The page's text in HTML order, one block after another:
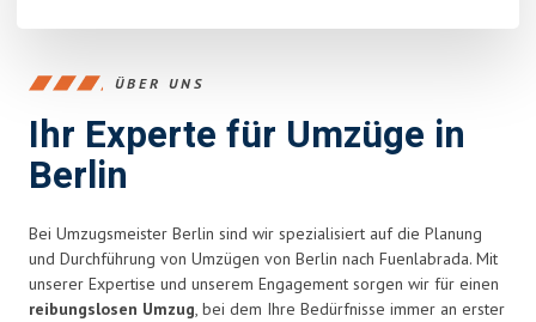
ÜBER UNS
Ihr Experte für Umzüge in
Berlin
Bei Umzugsmeister Berlin sind wir spezialisiert auf die Planung
und Durchführung von Umzügen von Berlin nach Fuenlabrada. Mit
unserer Expertise und unserem Engagement sorgen wir für einen
reibungslosen Umzug, bei dem Ihre Bedürfnisse immer an erster